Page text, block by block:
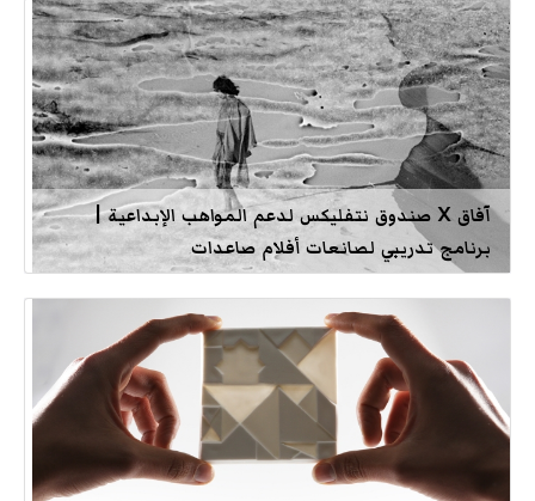
آفاق X صندوق نتفليكس لدعم المواهب الإبداعية |
برنامج تدريبي لصانعات أفلام صاعدات